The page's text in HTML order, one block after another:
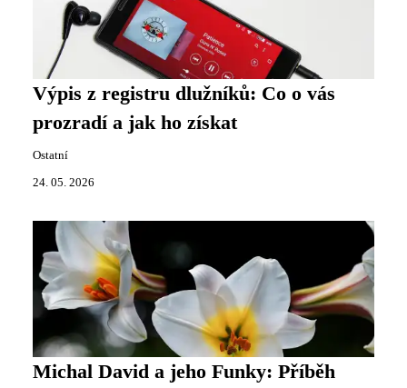
Výpis z registru dlužníků: Co o vás
prozradí a jak ho získat
Ostatní
24. 05. 2026
Michal David a jeho Funky: Příběh